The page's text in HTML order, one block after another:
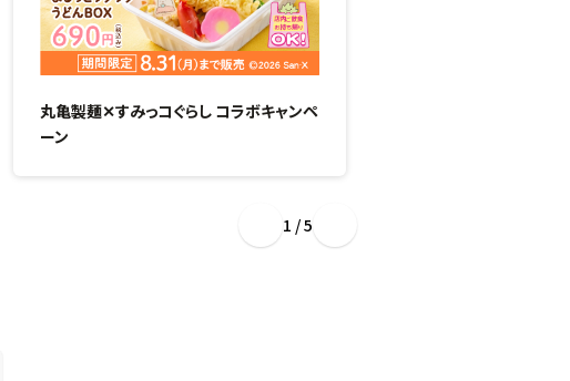
丸亀製麺✕すみっコぐらし コラボキャンペ
ーン
1 / 5